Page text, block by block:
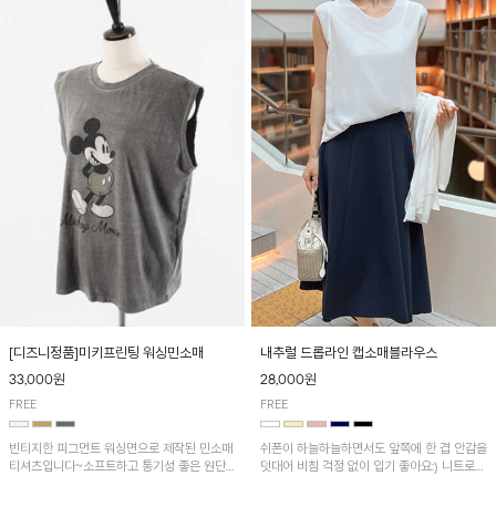
[디즈니정품]미키프린팅 워싱민소매
33,000원
FREE
빈티지한 피그먼트 워싱면으로 제작된 민소매
티셔츠입니다~소프트하고 통기성 좋은 원단
내추럴 드롭라인 캡소매블라우스
28,000원
FREE
쉬폰이 하늘하늘하면서도 앞쪽에 한 겹 안감을
덧대어 비침 걱정 없이 입기 좋아요:) 니트로